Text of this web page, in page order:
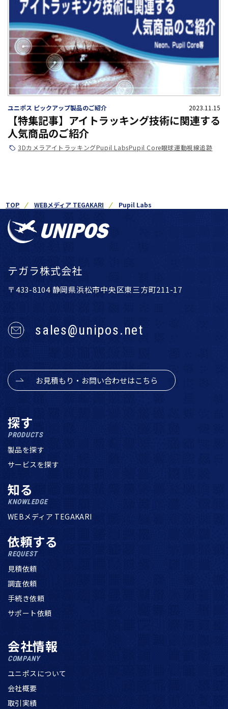
ユニポス ピックアップ製品のご紹介 2023.11.15
【特集記事】アイトラッキング技術に関連する
人気商品のご紹介
3DカメラアイトラッキングPupil LabsPupil Core眼球運動視線追跡
TOP WEBメディア TEGAKARI Pupil Labs
テガラ株式会社
〒433-8104 静岡県浜松市中央区東三方町211-17
sales@unipos.net
お見積もり・お問い合わせはこちら
探す
PRODUCTS
製品を探す
サービスを探す
知る
KNOWLEDGE
WEBメディア TEGAKARI
依頼する
REQUEST
見積依頼
調査依頼
手続き依頼
サポート依頼
会社情報
COMPANY
ユニポスについて
会社概要
取引実績